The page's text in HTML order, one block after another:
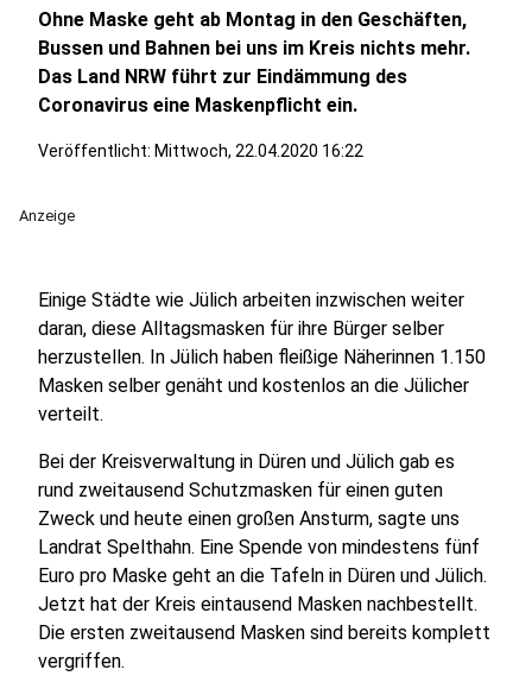
Ohne Maske geht ab Montag in den Geschäften,
Bussen und Bahnen bei uns im Kreis nichts mehr.
Das Land NRW führt zur Eindämmung des
Coronavirus eine Maskenpflicht ein.
Veröffentlicht: Mittwoch, 22.04.2020 16:22
Anzeige
Einige Städte wie Jülich arbeiten inzwischen weiter
daran, diese Alltagsmasken für ihre Bürger selber
herzustellen. In Jülich haben fleißige Näherinnen 1.150
Masken selber genäht und kostenlos an die Jülicher
verteilt.
Bei der Kreisverwaltung in Düren und Jülich gab es
rund zweitausend Schutzmasken für einen guten
Zweck und heute einen großen Ansturm, sagte uns
Landrat Spelthahn. Eine Spende von mindestens fünf
Euro pro Maske geht an die Tafeln in Düren und Jülich.
Jetzt hat der Kreis eintausend Masken nachbestellt.
Die ersten zweitausend Masken sind bereits komplett
vergriffen.